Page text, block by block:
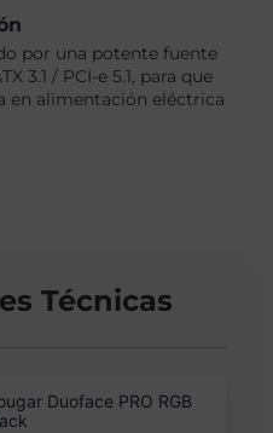
por una potente fuente
3.1 / PCI-e 5.1, para que
en alimentación eléctrica
Técnicas
Duoface PRO RGB